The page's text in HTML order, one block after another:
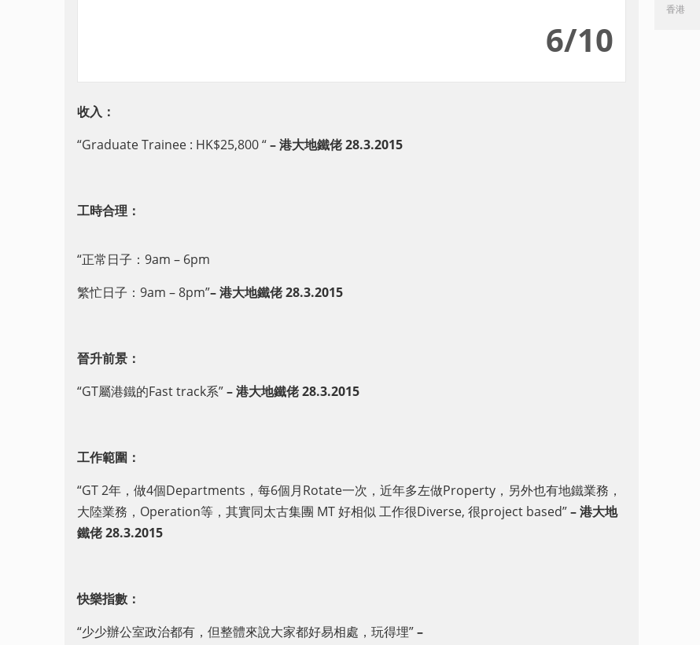
6/10
收入：
“Graduate Trainee : HK$25,800 “– 港大地鐵佬 28.3.2015
工時合理：
“正常日子：9am – 6pm
繁忙日子：9am – 8pm”–港大地鐵佬28.3.2015
晉升前景：
“GT屬港鐵的Fast track系”–港大地鐵佬28.3.2015
工作範圍：
“GT 2年，做4個Departments，每6個月Rotate一次，近年多左做Property，另外也有地鐵業務，
大陸業務，Operation等，其實同太古集團 MT 好相似 工作很Diverse, 很project based”–港大地
鐵佬28.3.2015
快樂指數：
“少少辦公室政治都有，但整體來說大家都好易相處，玩得埋”–
香港